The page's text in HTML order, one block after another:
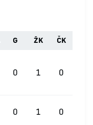
G ŽK ČK
0 1 0
0 1 0